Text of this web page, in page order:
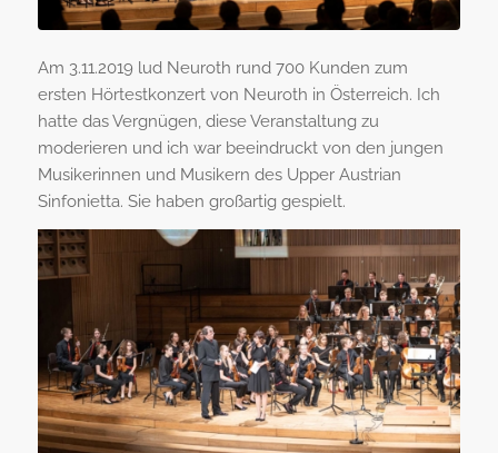
Am 3.11.2019 lud Neuroth rund 700 Kunden zum
ersten Hörtestkonzert von Neuroth in Österreich. Ich
hatte das Vergnügen, diese Veranstaltung zu
moderieren und ich war beeindruckt von den jungen
Musikerinnen und Musikern des Upper Austrian
Sinfonietta. Sie haben großartig gespielt.